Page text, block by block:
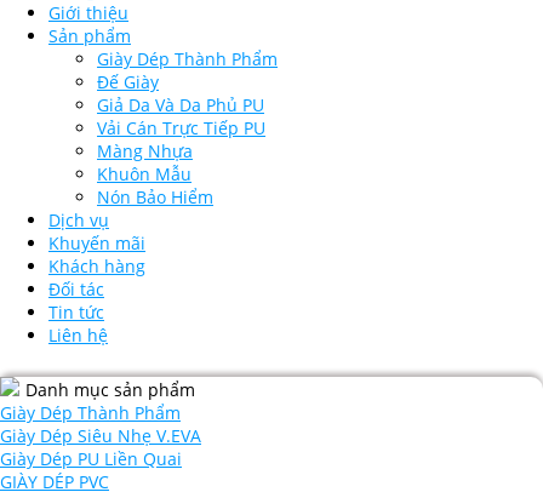
Giới thiệu
Sản phẩm
Giày Dép Thành Phẩm
Đế Giày
Giả Da Và Da Phủ PU
Vải Cán Trực Tiếp PU
Màng Nhựa
Khuôn Mẫu
Nón Bảo Hiểm
Dịch vụ
Khuyến mãi
Khách hàng
Đối tác
Tin tức
Liên hệ
Danh mục sản phẩm
Giày Dép Thành Phẩm
Giày Dép Siêu Nhẹ V.EVA
Giày Dép PU Liền Quai
GIÀY DÉP PVC